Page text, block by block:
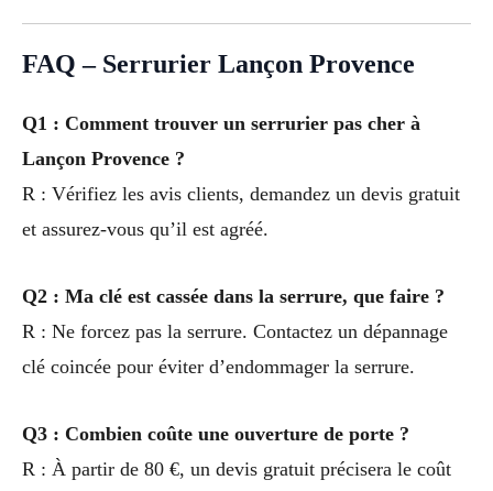
FAQ – Serrurier Lançon Provence
Q1 : Comment trouver un serrurier pas cher à
Lançon Provence ?
R : Vérifiez les avis clients, demandez un devis gratuit
et assurez-vous qu’il est agréé.
Q2 : Ma clé est cassée dans la serrure, que faire ?
R : Ne forcez pas la serrure. Contactez un dépannage
clé coincée pour éviter d’endommager la serrure.
Q3 : Combien coûte une ouverture de porte ?
R : À partir de 80 €, un devis gratuit précisera le coût